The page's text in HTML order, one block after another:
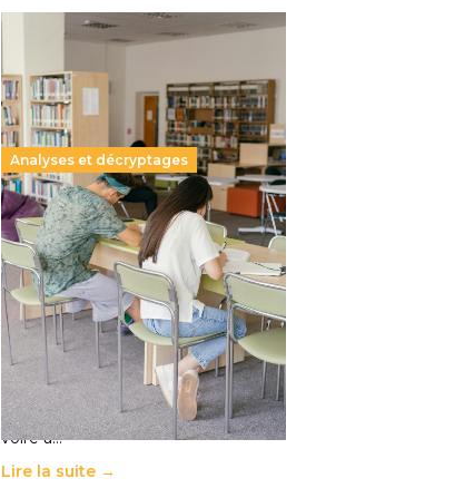
Analyses et décryptages
Supérieur privé : une dérive
qui met à mal la promesse
républicaine
11 juillet 2026- National
Le projet de loi sur la régulation de
l’enseignement supérieur privé met
en lumière l’amplification d’un
système qui relègue l’acte
pédagogique au superfétatoire,
voire à…
Lire la suite →